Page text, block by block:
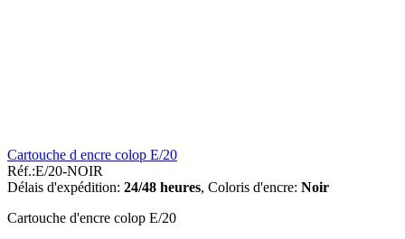
Cartouche d encre colop E/20
Réf.:E/20-NOIR
Délais d'expédition: 24/48 heures, Coloris d'encre: Noir
Cartouche d'encre colop E/20